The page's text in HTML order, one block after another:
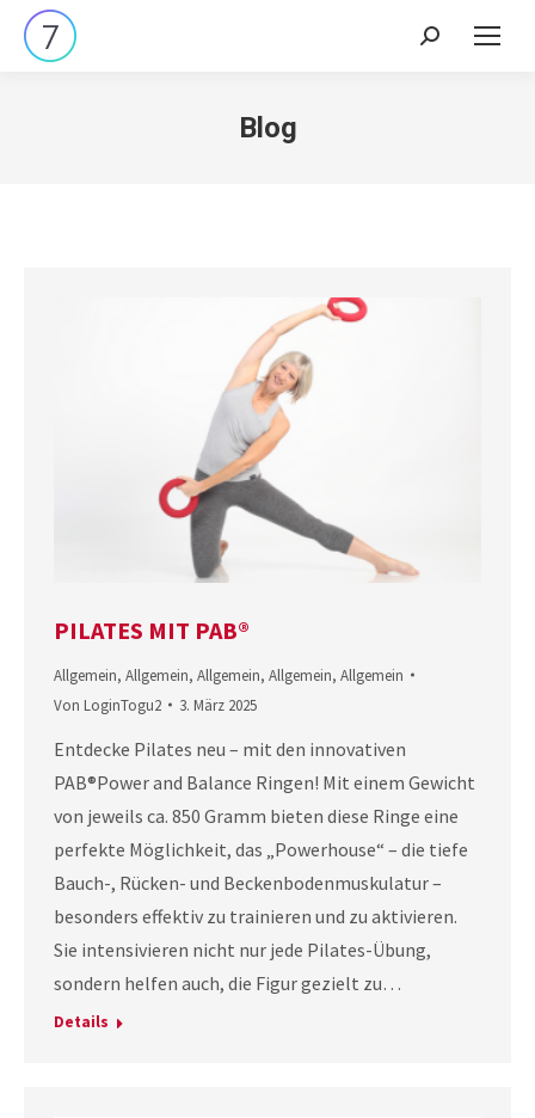
Search:
Blog
PILATES MIT PAB®
Allgemein, Allgemein, Allgemein, Allgemein, Allgemein
Von LoginTogu2 3. März 2025
Entdecke Pilates neu – mit den innovativen
PAB®Power and Balance Ringen! Mit einem Gewicht
von jeweils ca. 850 Gramm bieten diese Ringe eine
perfekte Möglichkeit, das „Powerhouse“ – die tiefe
Bauch-, Rücken- und Beckenbodenmuskulatur –
besonders effektiv zu trainieren und zu aktivieren.
Sie intensivieren nicht nur jede Pilates-Übung,
sondern helfen auch, die Figur gezielt zu…
Details